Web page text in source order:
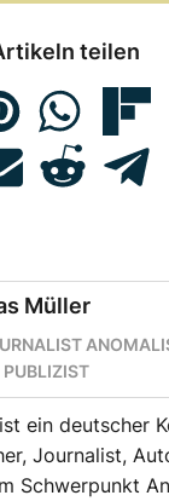
teilen
Müller
ein deutscher
Journalist,
Schwerpunkt